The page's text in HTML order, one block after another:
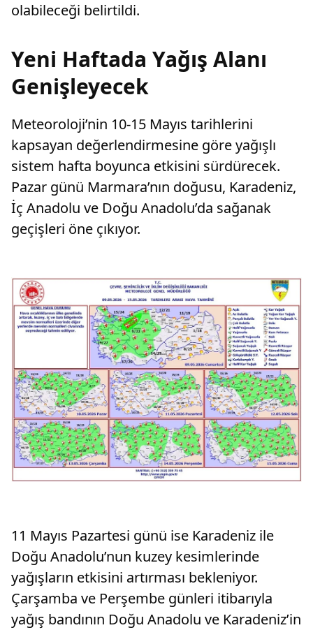
olabileceği belirtildi.
Yeni Haftada Yağış Alanı
Genişleyecek
Meteoroloji’nin 10-15 Mayıs tarihlerini
kapsayan değerlendirmesine göre yağışlı
sistem hafta boyunca etkisini sürdürecek.
Pazar günü Marmara’nın doğusu, Karadeniz,
İç Anadolu ve Doğu Anadolu’da sağanak
geçişleri öne çıkıyor.
11 Mayıs Pazartesi günü ise Karadeniz ile
Doğu Anadolu’nun kuzey kesimlerinde
yağışların etkisini artırması bekleniyor.
Çarşamba ve Perşembe günleri itibarıyla
yağış bandının Doğu Anadolu ve Karadeniz’in